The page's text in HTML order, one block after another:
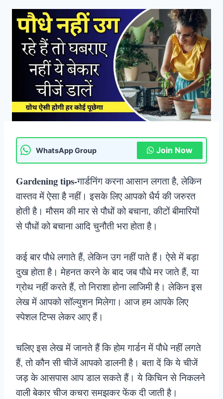
WhatsApp Group Join Now
Gardening tips-गार्डनिंग करना आसान लगता है, लेकिन
वास्तव में ऐसा है नहीं। इसके लिए आपको धैर्य की जरुरत
होती है। मौसम की मार से पौधों को बचाना, कीटों बीमारियों
से पौधों को बचाना आदि चुनौती भरा होता है।
कई बार पौधे लगाते हैं, लेकिन उग नहीं पाते हैं। ऐसे में बड़ा
दुख होता है। मेहनत करने के बाद जब पौधे मर जाते हैं, या
ग्रोथ नहीं करते हैं, तो निराशा होना लाजिमी है। लेकिन इस
लेख में आपको सॉल्युशन मिलेगा। आज हम आपके लिए
स्पेशल टिप्स लेकर आए हैं।
चलिए इस लेख में जानते हैं कि होम गार्डन में पौधे नहीं लगते
हैं, तो कौन सी चीजें आपको डालनी है। बता दें कि ये चीजें
जड़ के आसपास आप डाल सकते हैं। ये किचिन से निकलने
वाली बेकार चीज कचरा समझकर फेंक दी जाती है।